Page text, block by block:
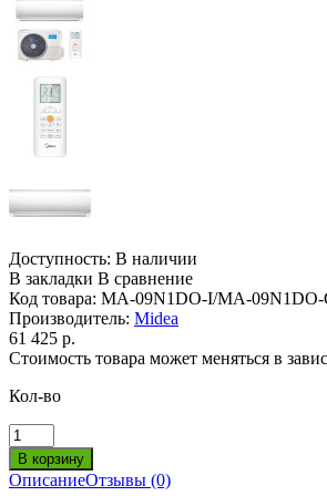
Доступность: В наличии
В закладки В сравнение
Код товара: MA-09N1DO-I/MA-09N1DO-
Производитель: Midea
61 425 р.
Стоимость товара может меняться в
Кол-во
ОписаниеОтзывы (0)